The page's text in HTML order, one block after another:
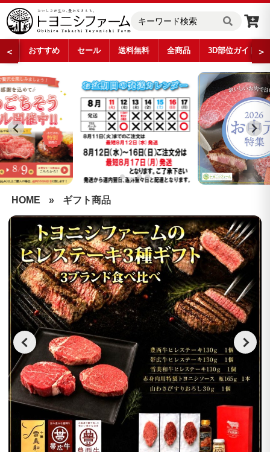
＜ おすすめ セール 送料無料 全商品 3D部位ガイド ＞
HOME » ギフト商品